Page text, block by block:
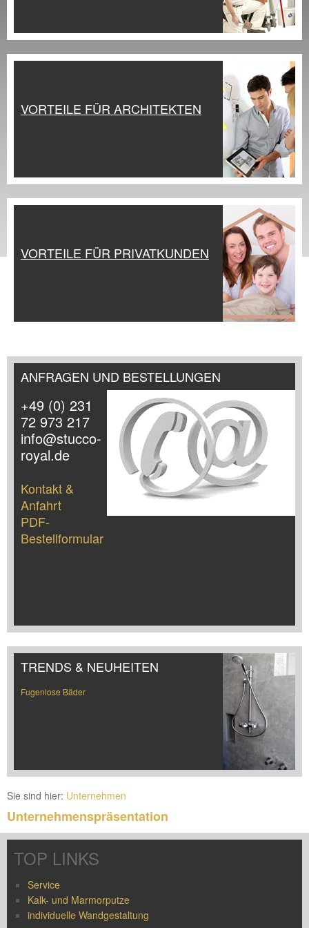
VORTEILE FÜR ARCHITEKTEN
VORTEILE FÜR PRIVATKUNDEN
ANFRAGEN UND BESTELLUNGEN
+49 (0) 231
72 973 217
info@stucco-
royal.de
Kontakt &
Anfahrt
PDF-
Bestellformular
TRENDS & NEUHEITEN
Fugenlose Bäder
Sie sind hier: Unternehmen
Unternehmenspräsentation
TOP LINKS
Service
Kalk- und Marmorputze
individuelle Wandgestaltung